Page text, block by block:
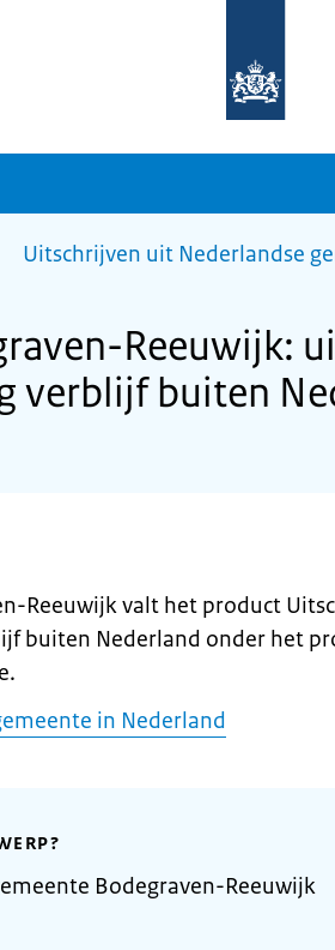
homepage
Uitschrijven uit Nederlandse
Reeuwijk:
verblijf buiten
Reeuwijk valt het product
buiten Nederland onder het
in Nederland
Bodegraven-Reeuwijk